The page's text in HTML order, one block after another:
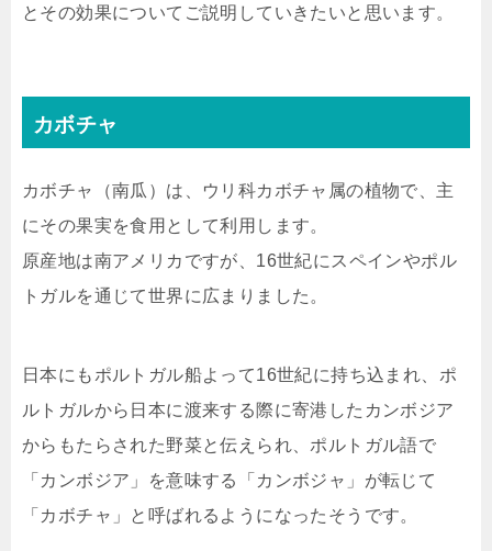
とその効果についてご説明していきたいと思います。
カボチャ
カボチャ（南瓜）は、ウリ科カボチャ属の植物で、主
にその果実を食用として利用します。
原産地は南アメリカですが、16世紀にスペインやポル
トガルを通じて世界に広まりました。
日本にもポルトガル船よって16世紀に持ち込まれ、ポ
ルトガルから日本に渡来する際に寄港したカンボジア
からもたらされた野菜と伝えられ、ポルトガル語で
「カンボジア」を意味する「カンボジャ」が転じて
「カボチャ」と呼ばれるようになったそうです。